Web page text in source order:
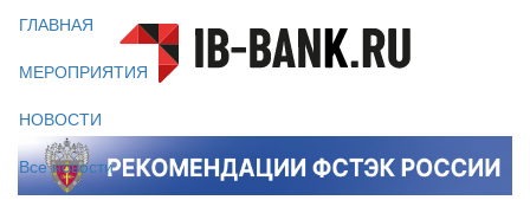
ГЛАВНАЯ
МЕРОПРИЯТИЯ
НОВОСТИ
Все новости